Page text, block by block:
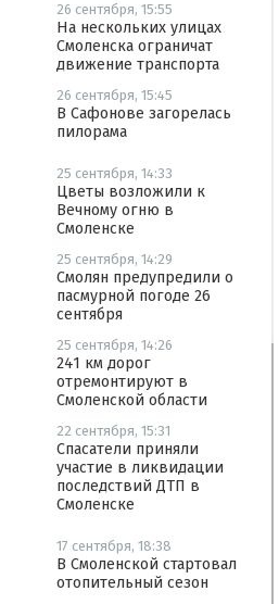
26 сентября, 15:55
На нескольких улицах
Смоленска ограничат
движение транспорта
26 сентября, 15:45
В Сафонове загорелась
пилорама
25 сентября, 14:33
Цветы возложили к
Вечному огню в
Смоленске
25 сентября, 14:29
Смолян предупредили о
пасмурной погоде 26
сентября
25 сентября, 14:26
241 км дорог
отремонтируют в
Смоленской области
22 сентября, 15:31
Спасатели приняли
участие в ликвидации
последствий ДТП в
Смоленске
17 сентября, 18:38
В Смоленской стартовал
отопительный сезон